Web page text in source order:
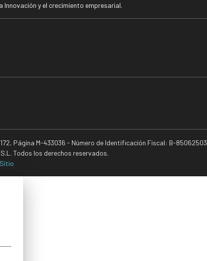
y el crecimiento empresarial.
Página M-433036 - Número de Identificación Fiscal: B-85062503
Todos los derechos reservados.